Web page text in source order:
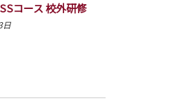
コース 校外研修
日